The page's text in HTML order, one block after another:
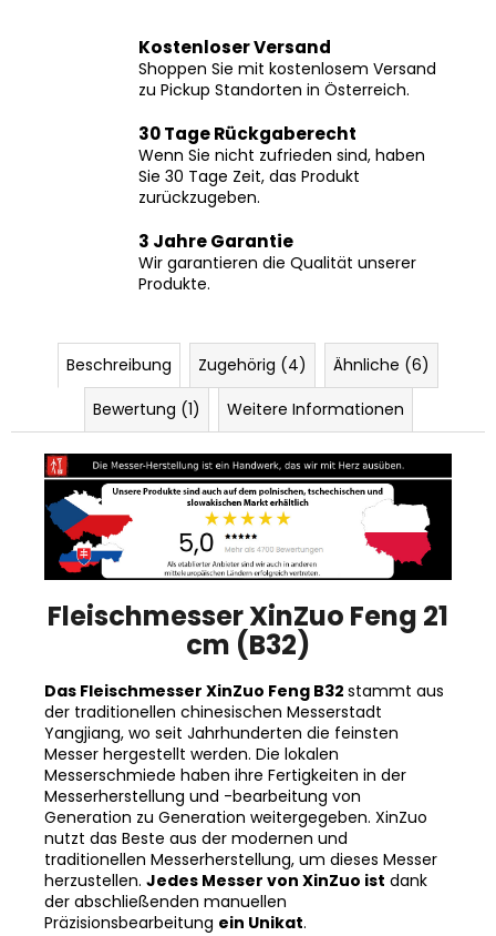
Kostenloser Versand
Shoppen Sie mit kostenlosem Versand
zu Pickup Standorten in Österreich.
30 Tage Rückgaberecht
Wenn Sie nicht zufrieden sind, haben
Sie 30 Tage Zeit, das Produkt
zurückzugeben.
3 Jahre Garantie
Wir garantieren die Qualität unserer
Produkte.
Beschreibung Zugehörig (4)
Ähnliche (6)
Bewertung (1)
Weitere Informationen
Fleischmesser XinZuo Feng 21
cm (B32)
Das Fleischmesser XinZuo Feng B32 stammt aus
der traditionellen chinesischen Messerstadt
Yangjiang, wo seit Jahrhunderten die feinsten
Messer hergestellt werden. Die lokalen
Messerschmiede haben ihre Fertigkeiten in der
Messerherstellung und -bearbeitung von
Generation zu Generation weitergegeben. XinZuo
nutzt das Beste aus der modernen und
traditionellen Messerherstellung, um dieses Messer
herzustellen. Jedes Messer von XinZuo ist dank
der abschließenden manuellen
Präzisionsbearbeitung ein Unikat.